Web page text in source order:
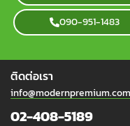
090-951-1483
ติดต่อเรา
info@modernpremium.com
02-408-5189